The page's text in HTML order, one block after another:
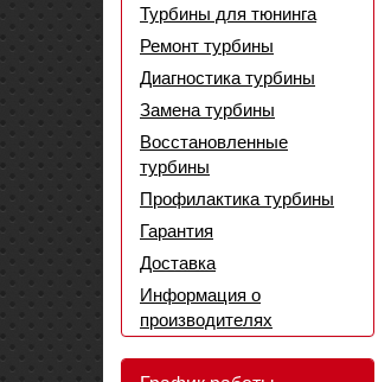
Турбины для тюнинга
Ремонт турбины
Диагностика турбины
Замена турбины
Восстановленные
турбины
Профилактика турбины
Гарантия
Доставка
Информация о
производителях